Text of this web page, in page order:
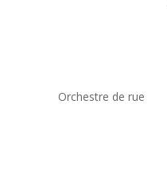
Orchestre de rue